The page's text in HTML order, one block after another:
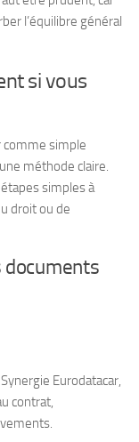
l’équilibre général
si vous
comme simple
méthode claire.
simples à
droit ou de
documents
Eurodatacar,
contrat,